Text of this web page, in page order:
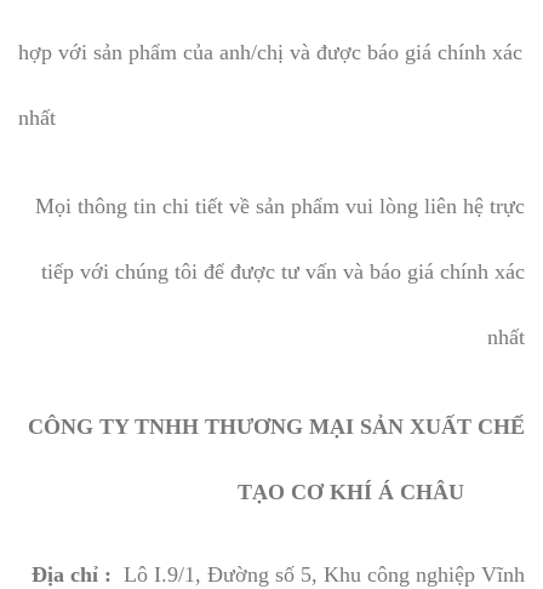
hợp với sản phẩm của anh/chị và được báo giá chính xác
nhất
Mọi thông tin chi tiết về sản phẩm vui lòng liên hệ trực
tiếp với chúng tôi để được tư vấn và báo giá chính xác
nhất
CÔNG TY TNHH THƯƠNG MẠI SẢN XUẤT CHẾ
TẠO CƠ KHÍ Á CHÂU
Địa chỉ : Lô I.9/1, Đường số 5, Khu công nghiệp Vĩnh